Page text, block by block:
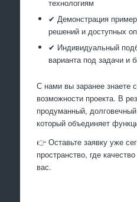
технологиям
✔ Демонстрация
решений и доступных
✔ Индивидуальный
варианта под задачи и
С нами вы заранее знаете
возможности проекта. В
продуманный,
который объединяет
👉 Оставьте заявку уже
пространство, где
вас.